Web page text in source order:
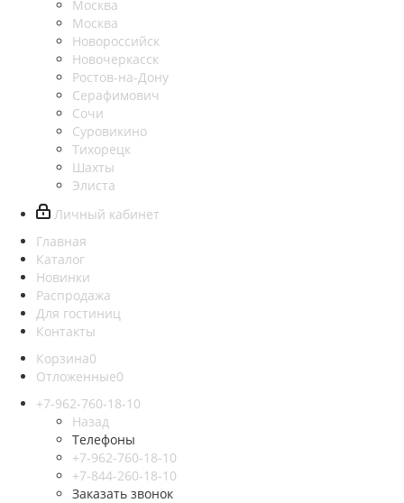
Москва
Москва
Новороссийск
Новочеркасск
Ростов-на-Дону
Серафимович
Сочи
Суровикино
Тихорецк
Шахты
Элиста
Личный кабинет
Главная
Каталог
Новинки
Распродажа
Для гостиниц
Контакты
Корзина0
Отложенные0
+7-962-760-18-10
Назад
Телефоны
+7-962-760-18-10
+7-844-260-18-10
Заказать звонок